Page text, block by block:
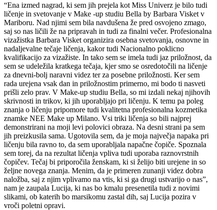
“Ena izmed nagrad, ki sem jih prejela kot Miss Univerz je bilo tudi
ličenje in svetovanje v Make -up studiu Bella by Barbara Visket v
Mariboru. Nad njimi sem bila navdušena že pred osvojeno zmago,
saj so nas ličili že na pripravah in tudi za finalni večer. Profesionalna
vizažistka Barbara Visket organizira osebna svetovanja, osnovne in
nadaljevalne tečaje ličenja, kakor tudi Nacionalno poklicno
kvalifikacijo za vizažiste. In tako sem se imela tudi jaz priložnost, da
sem se udeležila kratkega tečaja, kjer smo se osredotočili na ličenje
za dnevni-bolj naravni videz ter za posebne priložnosti. Ker sem
rada urejena vsak dan in priložnostim primerno, mi bodo ti nasveti
prišli zelo prav. V Make-up studiu Bella, so mi izdali nekaj njihovih
skrivnosti in trikov, ki jih uporabljajo pri ličenju. K temu pa poleg
znanja o ličenju pripomore tudi kvalitetna profesionalna kozmetika
znamke NEE Make up Milano. Vsi triki ličenja so bili najprej
demonstrirani na moji levi polovici obraza. Na desni strani pa sem
jih preizkusila sama. Ugotovila sem, da je moja največja napaka pri
ličenju bila ravno to, da sem uporabljala napačne čopiče. Spoznala
sem torej, da na rezultat ličenja vpliva tudi uporaba raznovrstnih
čopičev. Tečaj bi priporočila ženskam, ki si želijo biti urejene in so
željne novega znanja. Menim, da je primeren zunanji videz dobra
naložba, saj z njim vplivamo na vtis, ki si ga drugi ustvarijo o nas”,
nam je zaupala Lucija, ki nas bo kmalu presenetila tudi z novimi
slikami, ob katerih bo marsikomu zastal dih, saj Lucija pozira v
vroči poletni opravi.